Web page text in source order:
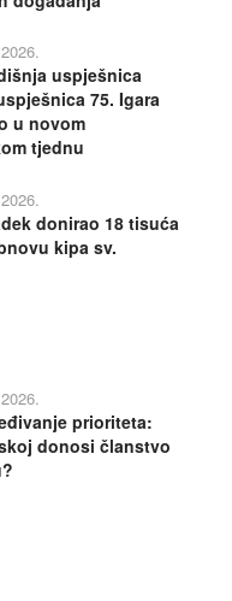
uspješnica
75. Igara
u novom
tjednu
donirao 18 tisuća
kipa sv.
prioriteta:
donosi članstvo